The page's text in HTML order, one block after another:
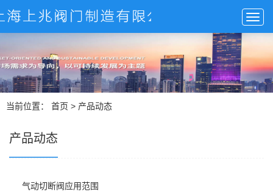
当前位置： 首页 > 产品动态
产品动态
气动切断阀应用范围